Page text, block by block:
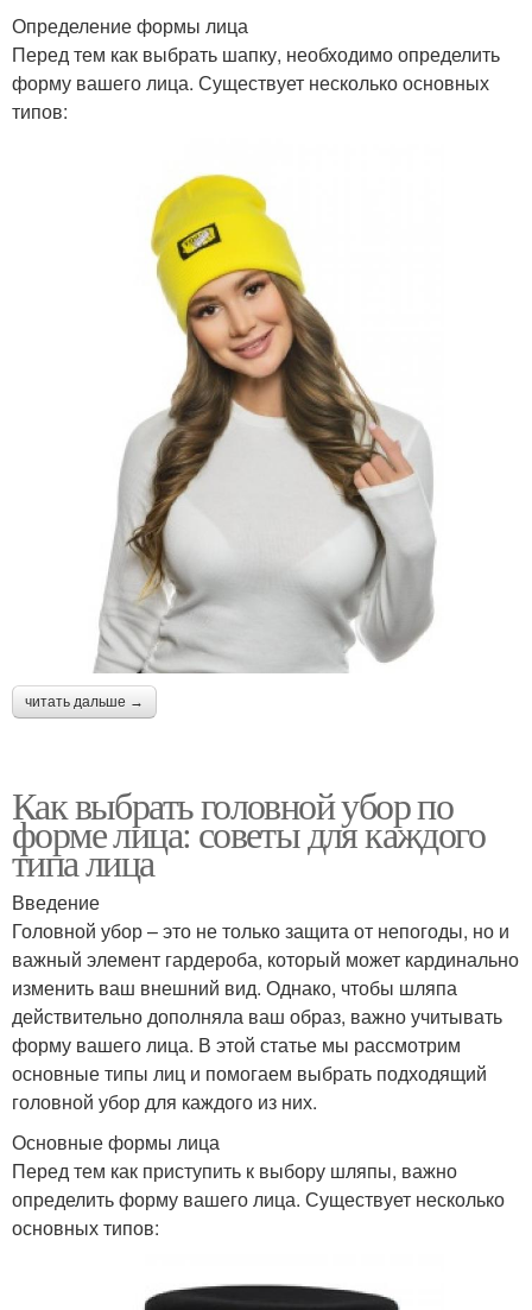
Определение формы лица
Перед тем как выбрать шапку, необходимо определить
форму вашего лица. Существует несколько основных
типов:
читать дальше →
Как выбрать головной убор по
форме лица: советы для каждого
типа лица
Введение
Головной убор – это не только защита от непогоды, но и
важный элемент гардероба, который может кардинально
изменить ваш внешний вид. Однако, чтобы шляпа
действительно дополняла ваш образ, важно учитывать
форму вашего лица. В этой статье мы рассмотрим
основные типы лиц и помогаем выбрать подходящий
головной убор для каждого из них.
Основные формы лица
Перед тем как приступить к выбору шляпы, важно
определить форму вашего лица. Существует несколько
основных типов: